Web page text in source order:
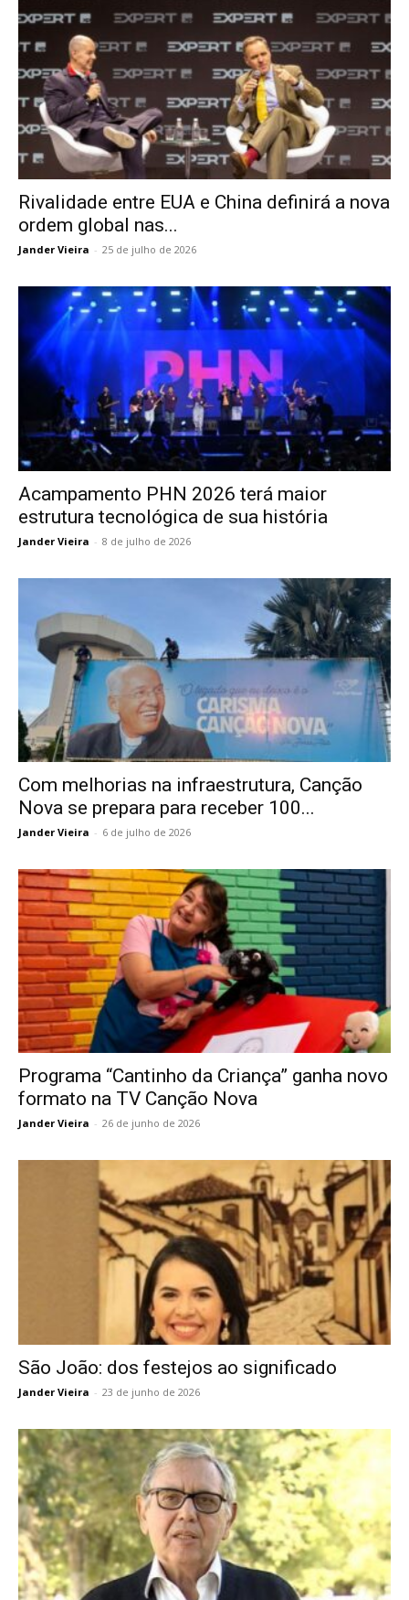
Rivalidade entre EUA e China definirá a nova
ordem global nas...
Jander Vieira - 25 de julho de 2026
Acampamento PHN 2026 terá maior
estrutura tecnológica de sua história
Jander Vieira - 8 de julho de 2026
Com melhorias na infraestrutura, Canção
Nova se prepara para receber 100...
Jander Vieira - 6 de julho de 2026
Programa “Cantinho da Criança” ganha novo
formato na TV Canção Nova
Jander Vieira - 26 de junho de 2026
São João: dos festejos ao significado
Jander Vieira - 23 de junho de 2026